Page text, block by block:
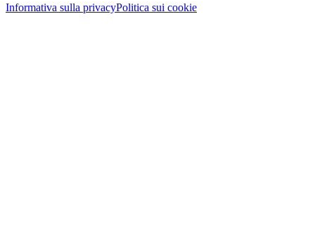
Informativa sulla privacyPolitica sui cookie